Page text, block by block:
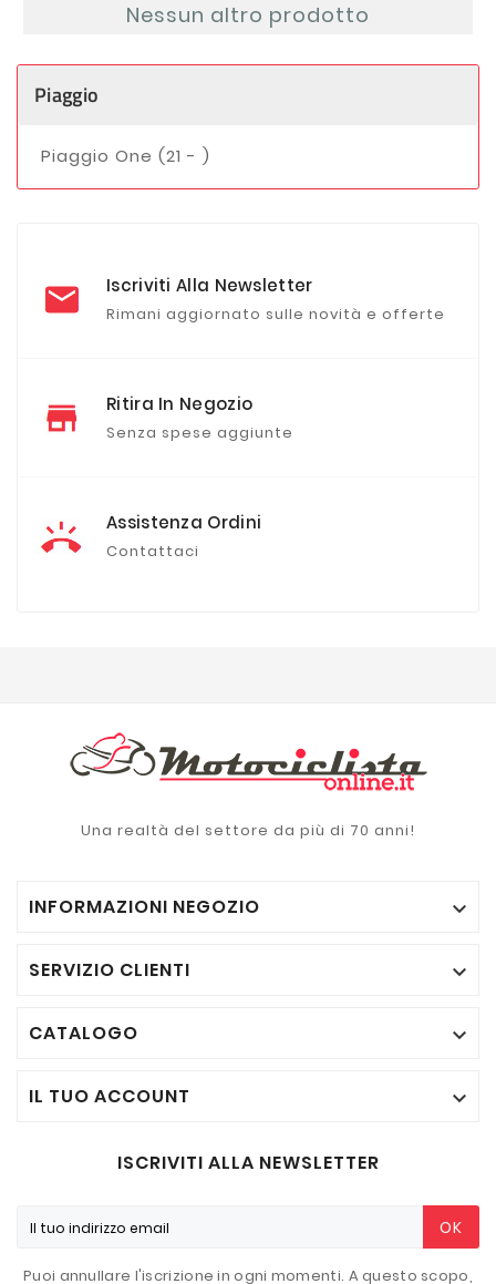
Nessun altro prodotto
Piaggio
Piaggio One (21 - )
Iscriviti Alla Newsletter
Rimani aggiornato sulle novità e offerte
Ritira In Negozio
Senza spese aggiunte
Assistenza Ordini
Contattaci
Una realtà del settore da più di 70 anni!
INFORMAZIONI NEGOZIO 
SERVIZIO CLIENTI 
CATALOGO 
IL TUO ACCOUNT 
ISCRIVITI ALLA NEWSLETTER
OK
Puoi annullare l'iscrizione in ogni momenti. A questo scopo,